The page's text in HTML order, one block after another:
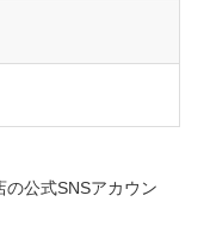
公式SNSアカウン